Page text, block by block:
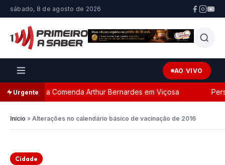
sábado, 8 de agosto de 2026
AO VIVO
Urgente
a Comenda Arthur Bernardes em Viçosa
Início » Alterações no calendário básico de vacinação de 2016
Cidade